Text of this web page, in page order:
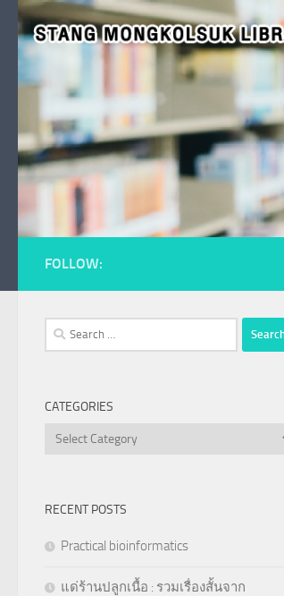
Skip to content
FOLLOW:
Search
for:
CATEGORIES
Categories
RECENT POSTS
Practical bioinformatics
แด่ร้านปลูกเนื้อ : รวมเรื่องสั้นจาก